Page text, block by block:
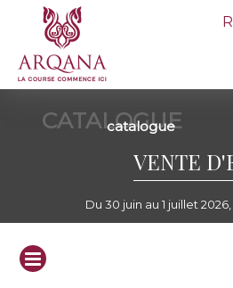
CATALOGUE
catalogue
VENTE
Du 30 juin au 1 juillet